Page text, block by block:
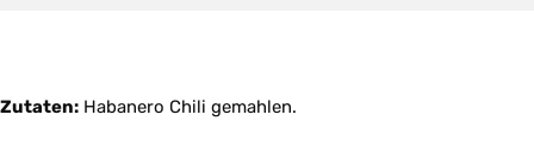
Zutaten: Habanero Chili gemahlen.